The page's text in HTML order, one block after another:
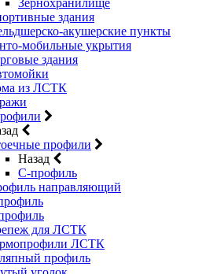
Зернохранилище
здания
акушерские пункты
мобильные укрытия
здания
из ЛСТК
профили
Назад
C-профиль
направляющий
для ЛСТК
ЛСТК
профиль